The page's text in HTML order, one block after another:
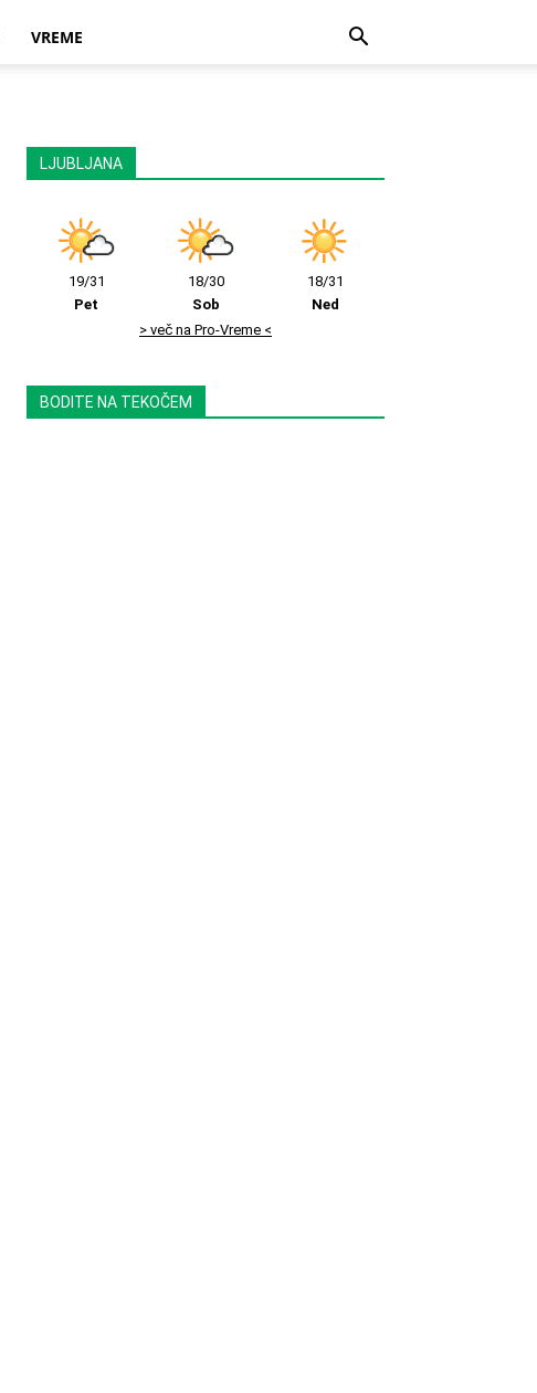
VREME
LJUBLJANA
19/31
Pet
18/30
Sob
18/31
Ned
> več na Pro-Vreme <
BODITE NA TEKOČEM